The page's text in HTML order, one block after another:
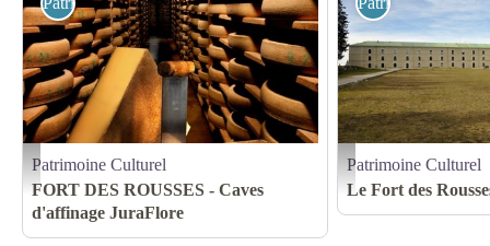
CAVES D'AFFINAGE DU FORT DES ROUSSES_3 - CAVES D'AFFINAGE DU
Patrimoine Culturel
FORT DES ROUSSES - Caves
d'affinage JuraFlore
LE FORT DES
Patrimoine Culturel
Le Fort des